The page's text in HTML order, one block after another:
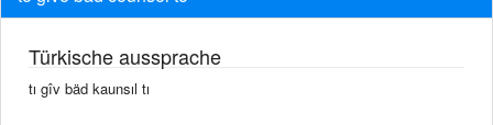
Türkische aussprache
tı gîv bäd kaunsıl tı